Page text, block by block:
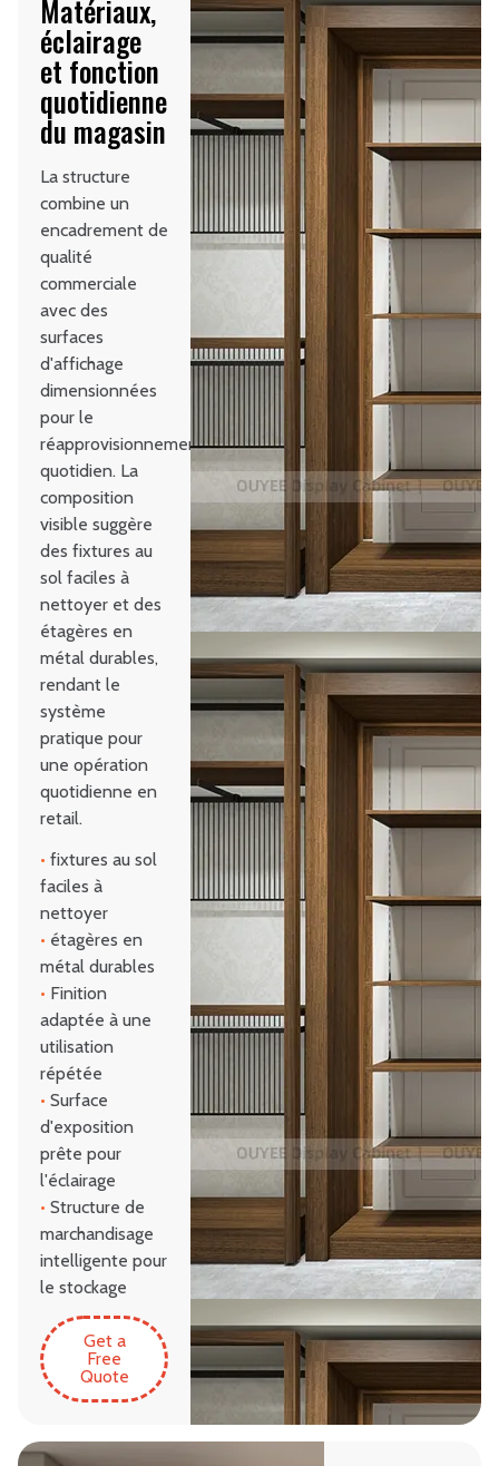
Matériaux,
éclairage
et fonction
quotidienne
du magasin
La structure
combine un
encadrement de
qualité
commerciale
avec des
surfaces
d'affichage
dimensionnées
pour le
réapprovisionnement
quotidien. La
composition
visible suggère
des fixtures au
sol faciles à
nettoyer et des
étagères en
métal durables,
rendant le
système
pratique pour
une opération
quotidienne en
retail.
• fixtures au sol
faciles à
nettoyer
• étagères en
métal durables
• Finition
adaptée à une
utilisation
répétée
• Surface
d'exposition
prête pour
l'éclairage
• Structure de
marchandisage
intelligente pour
le stockage
Get a
Free
Quote